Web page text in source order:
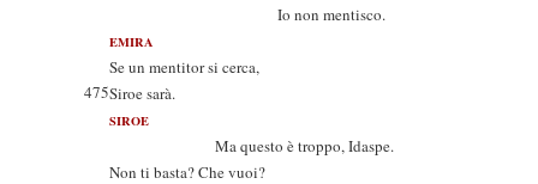
Io non mentisco.
EMIRA
Se un mentitor si cerca,
475Siroe sarà.
SIROE
Ma questo è troppo, Idaspe.
Non ti basta? Che vuoi?